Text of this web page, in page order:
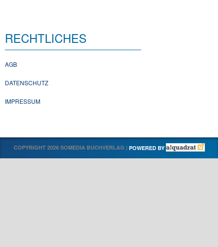
RECHTLICHES
AGB
DATENSCHUTZ
IMPRESSUM
COPYRIGHT 2026 SOMEDIA BUCHVERLAG | POWERED BY